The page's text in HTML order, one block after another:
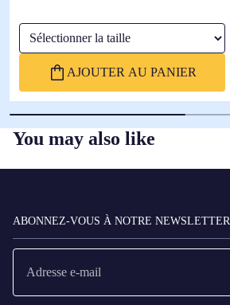
Sélectionner la taille
AJOUTER AU PANIER
You may also like
ABONNEZ-VOUS À NOTRE NEWSLETTER
E-
mail